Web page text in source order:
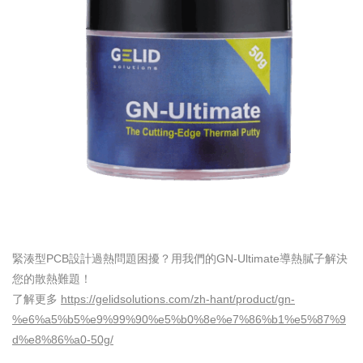
緊湊型PCB設計過熱問題困擾？用我們的GN-Ultimate導熱膩子解決
您的散熱難題！
了解更多 https://gelidsolutions.com/zh-hant/product/gn-
%e6%a5%b5%e9%99%90%e5%b0%8e%e7%86%b1%e5%87%9
d%e8%86%a0-50g/